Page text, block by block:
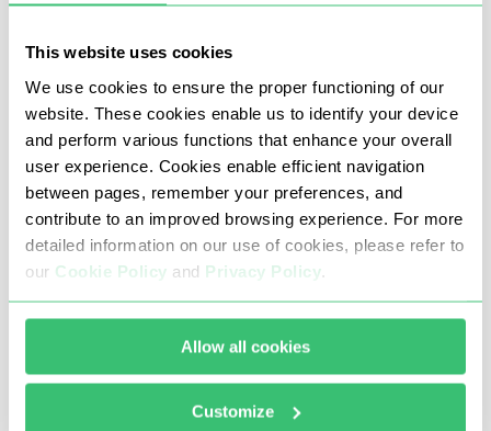
This website uses cookies
We use cookies to ensure the proper functioning of our
website. These cookies enable us to identify your device
and perform various functions that enhance your overall
user experience. Cookies enable efficient navigation
between pages, remember your preferences, and
contribute to an improved browsing experience. For more
detailed information on our use of cookies, please refer to
our Cookie Policy and Privacy Policy
Allow all cookies
Customize
挑战
刮擦管道直接输入人工智能模型训练，但不
集。
我们的解决方案 已读
结果:
为人工智能管道提供位置准确的数据 -
所有评价